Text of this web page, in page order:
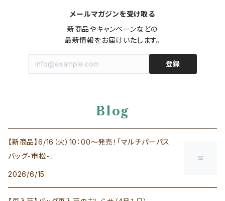
メールマガジンを受け取る
新商品やキャンペーンなどの
最新情報をお届けいたします。
登録
Blog
【新商品】6/16（火）10：00～発売！「マルチパーパス
バッグ-市松-」
2026/6/15